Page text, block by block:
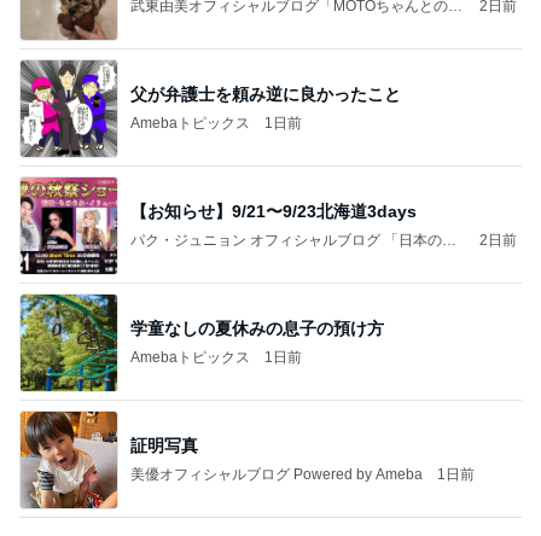
武東由美オフィシャルブログ「MOTOちゃんとのは
2日前
父が弁護士を頼み逆に良かったこと
Amebaトピックス 1日前
【お知らせ】9/21〜9/23北海道3days
パク・ジュニョン オフィシャルブログ 「日本の
2日前
学童なしの夏休みの息子の預け方
Amebaトピックス 1日前
証明写真
美優オフィシャルブログ Powered by Ameba 1日前